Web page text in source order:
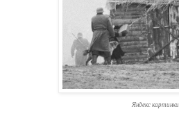
Яндекс картинки